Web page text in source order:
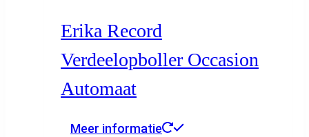
Erika Record
Verdeelopboller Occasion
Automaat
Meer informatie